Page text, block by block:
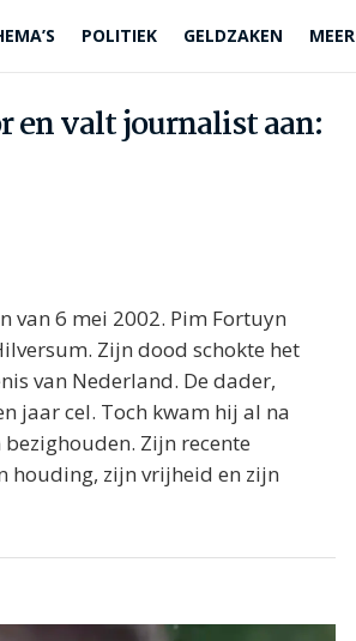
POLITIEK GELDZAKEN MEER
en valt journalist aan:
van 6 mei 2002. Pim Fortuyn
Zijn dood schokte het
van Nederland. De dader,
jaar cel. Toch kwam hij al na
Zijn recente
houding, zijn vrijheid en zijn